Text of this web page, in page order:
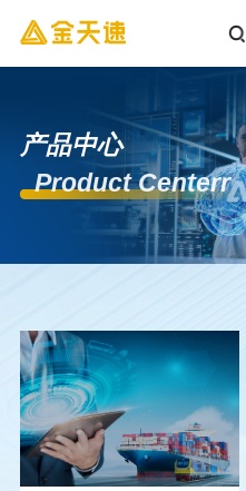
产品中心
Product Centerr